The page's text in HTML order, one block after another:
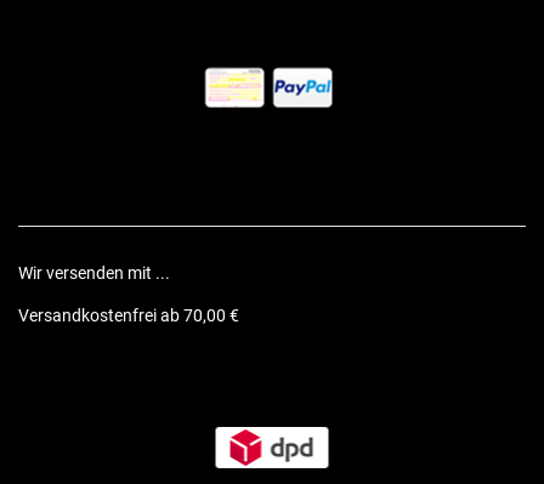
Wir versenden mit ...
Versandkostenfrei ab 70,00 €